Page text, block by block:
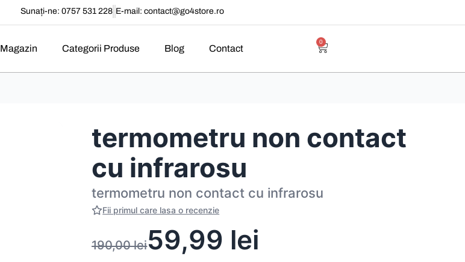
Sunați-ne: 0757 531 228 E-mail:contact@go4store.ro
Magazin Categorii Produse Blog Contact
0
termometru non contact
cu infrarosu
termometru non contact cu infrarosu
Fii primul care lasa o recenzie
190,00lei59,99 lei